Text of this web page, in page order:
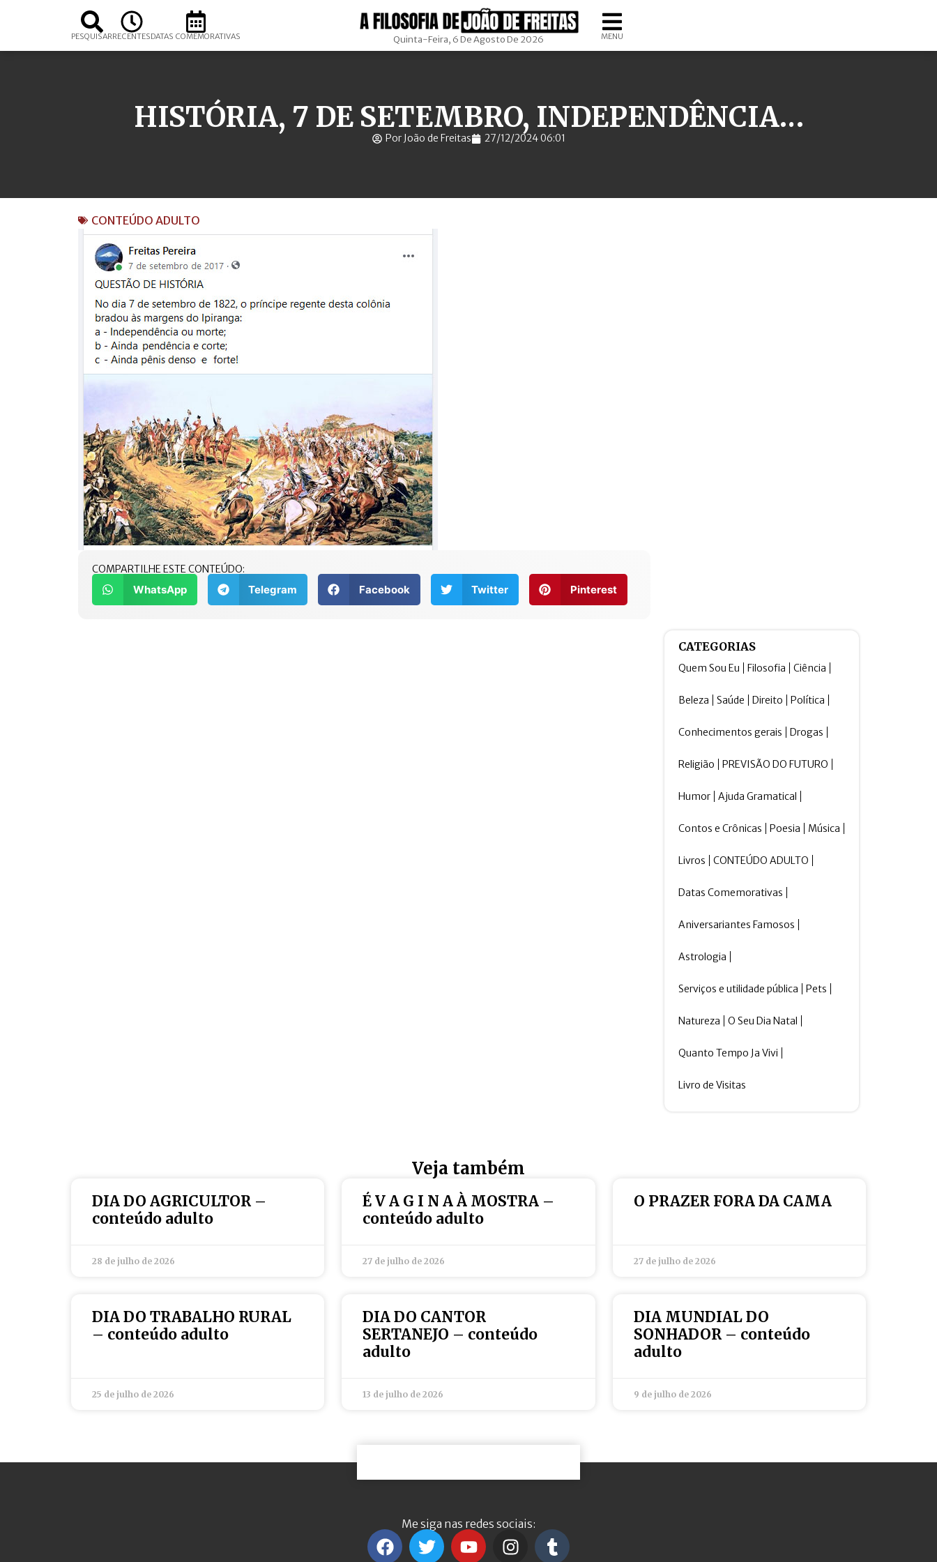
PESQUISARRECENTESDATAS COMEMORATIVAS Quinta-Feira, 6 De Agosto De 2026 MENU
HISTÓRIA, 7 DE SETEMBRO, INDEPENDÊNCIA…
Por João de Freitas 27/12/2024 06:01
CONTEÚDO ADULTO
COMPARTILHE ESTE CONTEÚDO:
WhatsApp Telegram Facebook Twitter Pinterest
CATEGORIAS
Quem Sou Eu Filosofia Ciência
Beleza Saúde Direito Política
Conhecimentos gerais Drogas
Religião PREVISÃO DO FUTURO
Humor Ajuda Gramatical
Contos e Crônicas Poesia Música
Livros CONTEÚDO ADULTO
Datas Comemorativas
Aniversariantes Famosos
Astrologia
Serviços e utilidade pública Pets
Natureza O Seu Dia Natal
Quanto Tempo Ja Vivi
Livro de Visitas
Veja também
DIA DO AGRICULTOR –
conteúdo adulto
28 de julho de 2026
É V A G I N A À MOSTRA –
conteúdo adulto
27 de julho de 2026
O PRAZER FORA DA CAMA
27 de julho de 2026
DIA DO TRABALHO RURAL
– conteúdo adulto
25 de julho de 2026
DIA DO CANTOR
SERTANEJO – conteúdo
adulto
13 de julho de 2026
DIA MUNDIAL DO
SONHADOR – conteúdo
adulto
9 de julho de 2026
Me siga nas redes sociais: